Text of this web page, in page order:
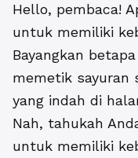
Hello, pembaca!
untuk memiliki
Bayangkan
memetik sayuran
yang indah di
Nah, tahukah
untuk memiliki